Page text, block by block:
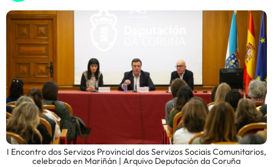
I Encontro dos Servizos Provincial dos Servizos Sociais Comunitarios,
celebrado en Mariñán | Arquivo Deputación da Coruña